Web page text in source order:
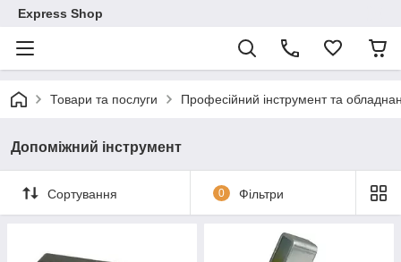
Express Shop
Товари та послуги Професійний інструмент та
Допоміжний інструмент
Сортування 0 Фільтри